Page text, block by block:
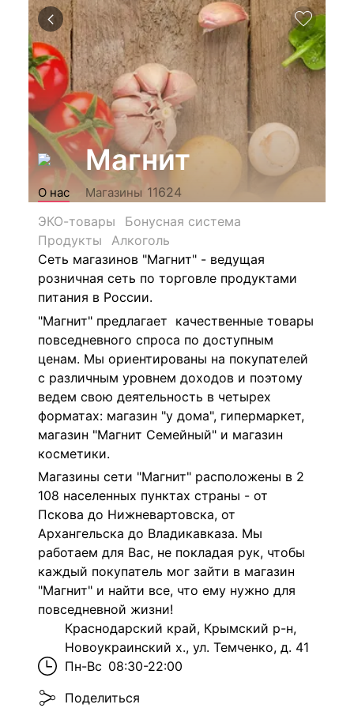
Магнит
О нас Магазины 11624
ЭКО-товары
Бонусная система
Продукты
Алкоголь
Сеть магазинов "Магнит" - ведущая
розничная сеть по торговле продуктами
питания в России.
"Магнит" предлагает качественные товары
повседневного спроса по доступным
ценам. Мы ориентированы на покупателей
с различным уровнем доходов и поэтому
ведем свою деятельность в четырех
форматах: магазин "у дома", гипермаркет,
магазин "Магнит Семейный" и магазин
косметики.
Магазины сети "Магнит" расположены в 2
108 населенных пунктах страны - от
Пскова до Нижневартовска, от
Архангельска до Владикавказа. Мы
работаем для Вас, не покладая рук, чтобы
каждый покупатель мог зайти в магазин
"Магнит" и найти все, что ему нужно для
повседневной жизни!
Краснодарский край, Крымский р-н,
Новоукраинский х., ул. Темченко, д. 41
Пн-Вс 08:30-22:00
Поделиться